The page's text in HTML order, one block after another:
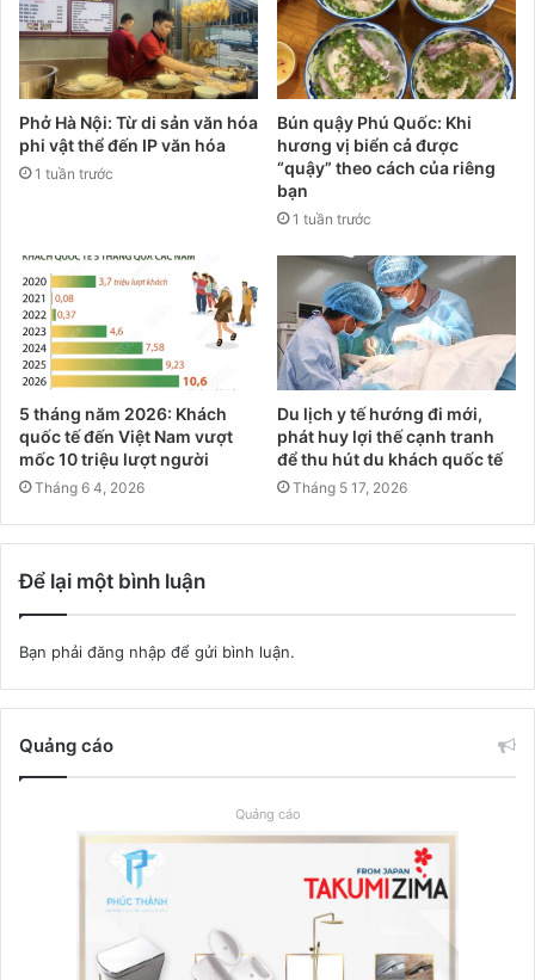
Phở Hà Nội: Từ di sản văn hóa
phi vật thể đến IP văn hóa
1 tuần trước
Bún quậy Phú Quốc: Khi
hương vị biển cả được
“quậy” theo cách của riêng
bạn
1 tuần trước
5 tháng năm 2026: Khách
quốc tế đến Việt Nam vượt
mốc 10 triệu lượt người
Tháng 6 4, 2026
Du lịch y tế hướng đi mới,
phát huy lợi thế cạnh tranh
để thu hút du khách quốc tế
Tháng 5 17, 2026
Để lại một bình luận
Bạn phải đăng nhập để gửi bình luận.
Quảng cáo
Quảng cáo